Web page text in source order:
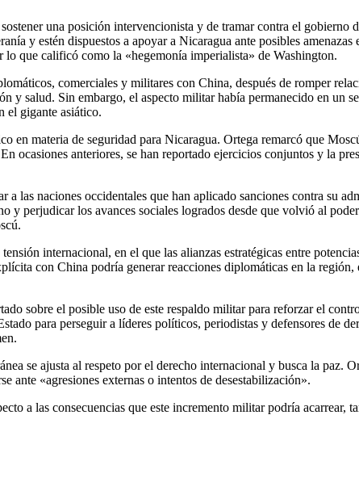
una posición intervencionista y de tramar contra el
y estén dispuestos a apoyar a Nicaragua ante posibles
que calificó como la «hegemonía imperialista» de Washington.
comerciales y militares con China, después de romper
y salud. Sin embargo, el aspecto militar había permanecido en un
el gigante asiático.
en materia de seguridad para Nicaragua. Ortega remarcó que
ocasiones anteriores, se han reportado ejercicios conjuntos y la
las naciones occidentales que han aplicado sanciones contra su
y perjudicar los avances sociales logrados desde que volvió al
internacional, en el que las alianzas estratégicas entre
con China podría generar reacciones diplomáticas en la
sobre el posible uso de este respaldo militar para reforzar el
para perseguir a líderes políticos, periodistas y defensores de
se ajusta al respeto por el derecho internacional y busca la paz.
ante «agresiones externas o intentos de desestabilización».
a las consecuencias que este incremento militar podría acarrear,